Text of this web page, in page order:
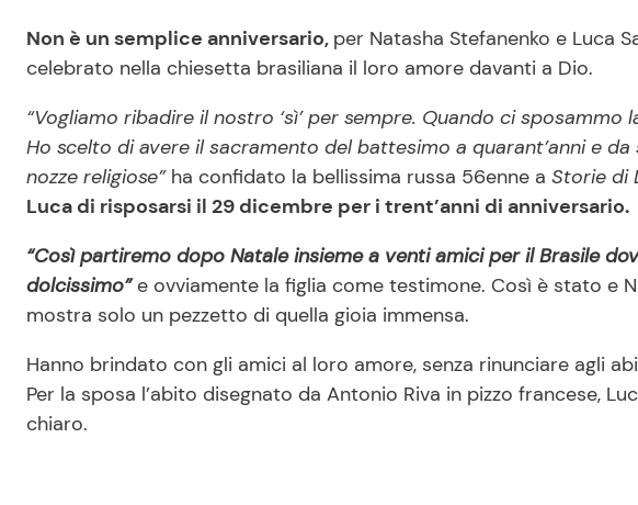
Non è un semplice anniversario, per Natasha Stefanenko e Luca
celebrato nella chiesetta brasiliana il loro amore davanti a Dio.
“Vogliamo ribadire il nostro ‘sì’ per sempre. Quando ci
Ho scelto di avere il sacramento del battesimo a quarant’anni e
nozze religiose” ha confidato la bellissima russa 56enne a Storie di
Luca di risposarsi il 29 dicembre per i trent’anni di anniversario.
“Così partiremo dopo Natale insieme a venti amici per il Brasile
dolcissimo”e ovviamente la figlia come testimone. Così è stato e
mostra solo un pezzetto di quella gioia immensa.
Hanno brindato con gli amici al loro amore, senza rinunciare agli
Per la sposa l’abito disegnato da Antonio Riva in pizzo francese,
chiaro.